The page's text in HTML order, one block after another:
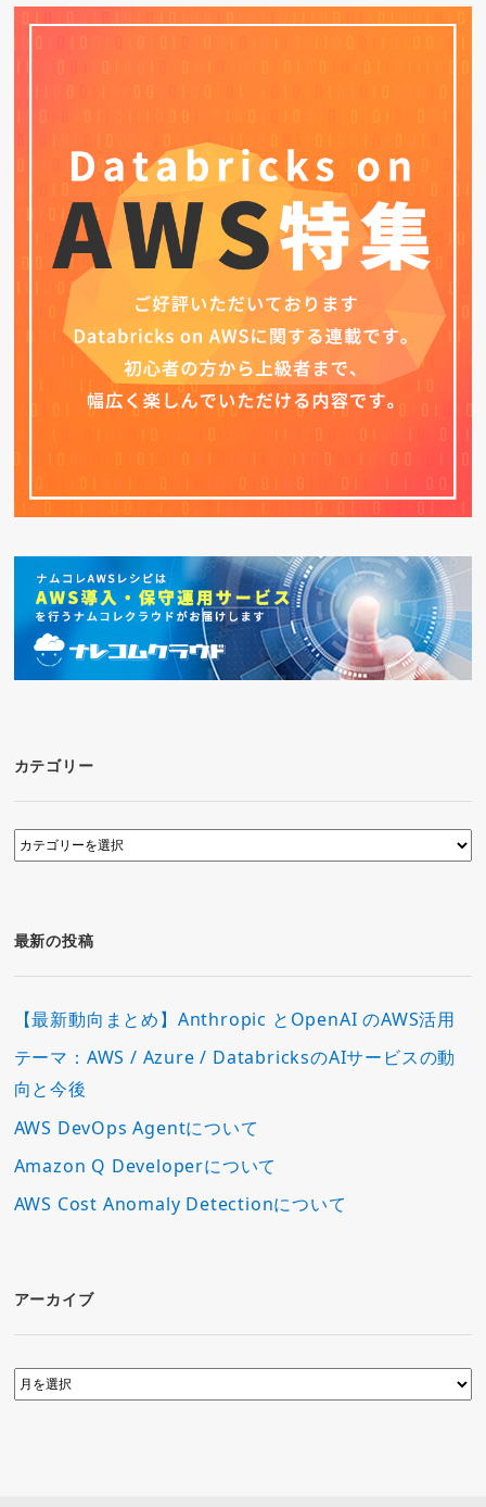
カテゴリー
カ
テ
ー
最新の投稿
【最新動向まとめ】Anthropic とOpenAI のAWS活用
テーマ：AWS / Azure / DatabricksのAIサービスの動
向と今後
AWS DevOps Agentについて
Amazon Q Developerについて
AWS Cost Anomaly Detectionについて
アーカイブ